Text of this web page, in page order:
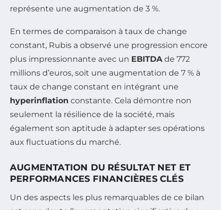
représente une augmentation de 3 %.
En termes de comparaison à taux de change
constant, Rubis a observé une progression encore
plus impressionnante avec un EBITDA de 772
millions d’euros, soit une augmentation de 7 % à
taux de change constant en intégrant une
hyperinflation constante. Cela démontre non
seulement la résilience de la société, mais
également son aptitude à adapter ses opérations
aux fluctuations du marché.
AUGMENTATION DU RÉSULTAT NET ET
PERFORMANCES FINANCIÈRES CLÉS
Un des aspects les plus remarquables de ce bilan